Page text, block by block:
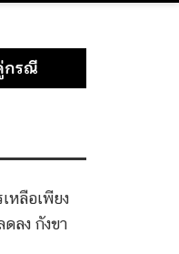
กรณี
หลือเพียง
ลง กังขา